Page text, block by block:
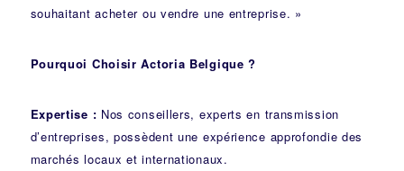
souhaitant acheter ou vendre une entreprise. »
Pourquoi Choisir Actoria Belgique ?
Expertise : Nos conseillers, experts en transmission
d’entreprises, possèdent une expérience approfondie des
marchés locaux et internationaux.